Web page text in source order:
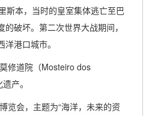
斯本，当时的皇室集体逃亡至巴
破坏。第二次世界大战期间，
港口城市。
修道院（Mosteiro dos
产。
览会，主题为“海洋，未来的资